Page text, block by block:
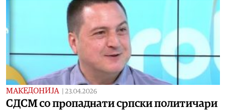
МАКЕДОНИЈА 23.04.2026
СДСМ со пропаднати српски политичари